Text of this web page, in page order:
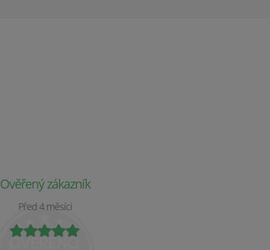
Ověřený zákazník
Před 4 měsíci